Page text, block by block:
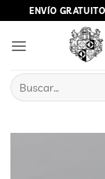
to
content
ENVÍO
Buscar
por: